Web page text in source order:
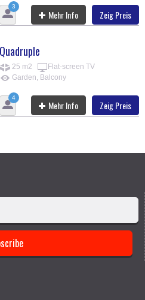
3
Mehr Info Zeig Preis
Quadruple
25 m2
Flat-screen TV
Garden, Balcony
4
Mehr Info Zeig Preis